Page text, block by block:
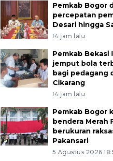
Pemkab Bogor
percepatan
Desari hingga
14 jam lalu
Pemkab Bekasi
jemput bola
bagi pedagang
Cikarang
14 jam lalu
Pemkab Bogor
bendera Merah
berukuran
Pakansari
5 Agustus 2026